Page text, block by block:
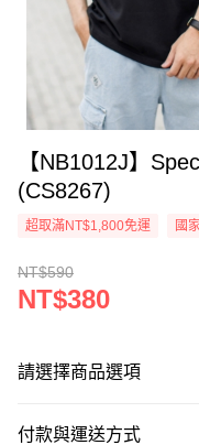
【NB1012J】
(CS8267)
超取滿NT$1,800免運 國
NT$590
NT$380
請選擇商品選項
付款與運送方式